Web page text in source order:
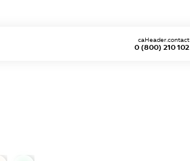
0 (800) 210 102
caHeader.contact